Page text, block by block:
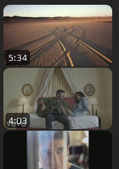
5:34
4:03